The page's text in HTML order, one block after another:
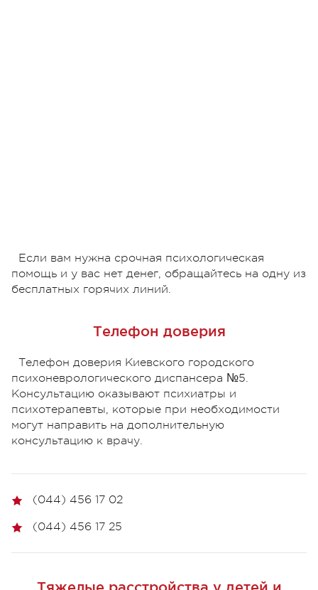
Если вам нужна срочная психологическая
помощь и у вас нет денег, обращайтесь на одну из
бесплатных горячих линий.
Телефон доверия
Телефон доверия Киевского городского
психоневрологического диспансера №5.
Консультацию оказывают психиатры и
психотерапевты, которые при необходимости
могут направить на дополнительную
консультацию к врачу.
(044) 456 17 02
(044) 456 17 25